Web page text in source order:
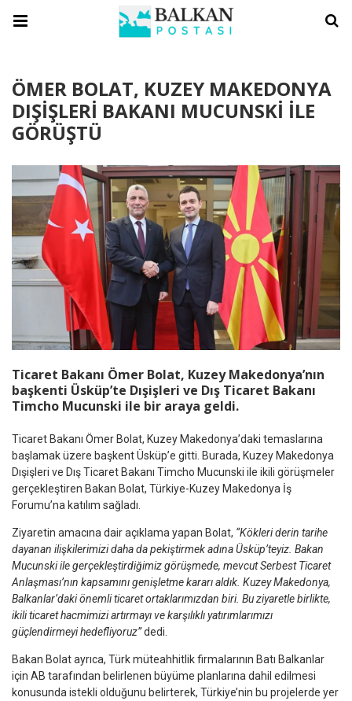
ÖMER BOLAT, KUZEY MAKEDONYA
DIŞİŞLERİ BAKANI MUCUNSKİ İLE
GÖRÜŞTÜ
Ticaret Bakanı Ömer Bolat, Kuzey Makedonya’nın
başkenti Üsküp’te Dışişleri ve Dış Ticaret Bakanı
Timcho Mucunski ile bir araya geldi.
Ticaret Bakanı Ömer Bolat, Kuzey Makedonya’daki temaslarına
başlamak üzere başkent Üsküp’e gitti. Burada, Kuzey Makedonya
Dışişleri ve Dış Ticaret Bakanı Timcho Mucunski ile ikili görüşmeler
gerçekleştiren Bakan Bolat, Türkiye-Kuzey Makedonya İş
Forumu’na katılım sağladı.
Ziyaretin amacına dair açıklama yapan Bolat, “Kökleri derin tarihe
dayanan ilişkilerimizi daha da pekiştirmek adına Üsküp’teyiz. Bakan
Mucunski ile gerçekleştirdiğimiz görüşmede, mevcut Serbest Ticaret
Anlaşması’nın kapsamını genişletme kararı aldık. Kuzey Makedonya,
Balkanlar’daki önemli ticaret ortaklarımızdan biri. Bu ziyaretle birlikte,
ikili ticaret hacmimizi artırmayı ve karşılıklı yatırımlarımızı
güçlendirmeyi hedefliyoruz”dedi.
Bakan Bolat ayrıca, Türk müteahhitlik firmalarının Batı Balkanlar
için AB tarafından belirlenen büyüme planlarına dahil edilmesi
konusunda istekli olduğunu belirterek, Türkiye’nin bu projelerde yer